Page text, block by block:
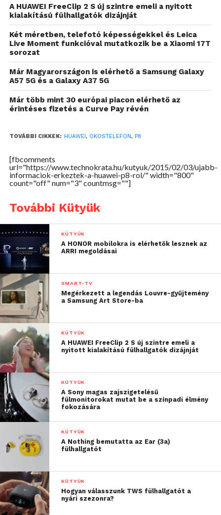
A HUAWEI FreeClip 2 S új szintre emeli a nyitott
kialakítású fülhallgatók dizájnját
Két méretben, telefotó képességekkel és Leica
Live Moment funkcióval mutatkozik be a Xiaomi 17T
sorozat
Már Magyarországon is elérhető a Samsung Galaxy
A57 5G és a Galaxy A37 5G
Már több mint 30 európai piacon elérhető az
érintéses fizetés a Curve Pay révén
TOVÁBBI CIKKEK: HUAWEI , OKOSTELEFON, P8
[fbcomments
url="https://www.technokrata.hu/kutyuk/2015/02/03/ujabb-
informaciok-erkeztek-a-huawei-p8-rol/" width="800"
count="off" num="3" countmsg=""]
További Kütyük
KÜTYÜK
A HONOR mobilokra is elérhetők lesznek az
ARRI megoldásai
SMART-TV
Megérkezett a legendás Louvre-gyűjtemény
a Samsung Art Store-ba
KÜTYÜK
A HUAWEI FreeClip 2 S új szintre emeli a
nyitott kialakítású fülhallgatók dizájnját
KÜTYÜK
A Sony magas zajszigetelésű
fülmonitorokat mutat be a színpadi élmény
fokozására
KÜTYÜK
A Nothing bemutatta az Ear (3a)
fülhallgatót
KÜTYÜK
Hogyan válasszunk TWS fülhallgatót a
nyári szezonra?